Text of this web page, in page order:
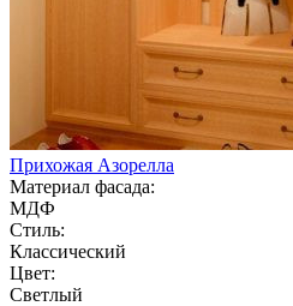
Прихожая Азорелла
Материал фасада:
МДФ
Стиль:
Классический
Цвет:
Светлый